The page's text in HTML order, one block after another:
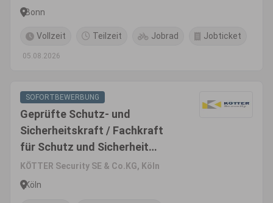
Bonn
Vollzeit Teilzeit Jobrad Jobticket
05.08.2026
SOFORTBEWERBUNG
Geprüfte Schutz- und
Sicherheitskraft / Fachkraft
für Schutz und Sicherheit
(m/w/d) - Raum Köln
KÖTTER Security SE & Co.KG, Köln
Köln